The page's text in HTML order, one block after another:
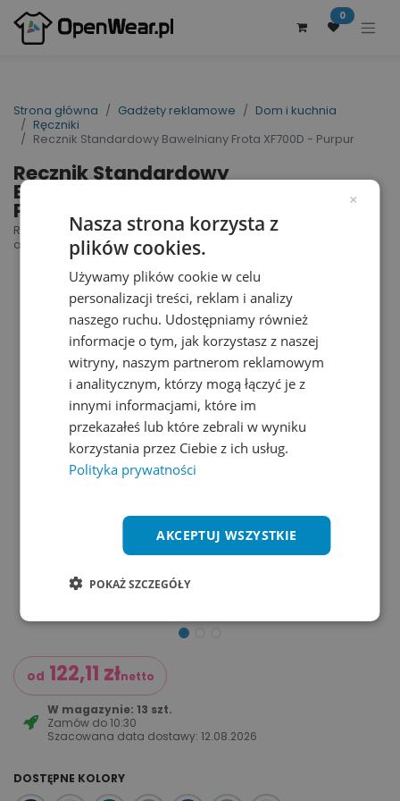
0
Strona główna Gadżety reklamowe
Dom i kuchnia
Ręczniki
Recznik Standardowy Bawelniany Frota XF700D - Purpur
Recznik Standardowy
Bawelniany Frota XF700D -
Purpur
Ręcznik bawełniany XF700D | nr art.: XF700D | nr
art. producenta: 1189053705
od 122,11 złnetto
W magazynie: 13 szt.
Zamów do10:30
Szacowana data dostawy:12.08.2026
DOSTĘPNE KOLORY
×
Nasza strona korzysta z
plików cookies.
Używamy plików cookie w celu
personalizacji treści, reklam i analizy
naszego ruchu. Udostępniamy również
informacje o tym, jak korzystasz z naszej
witryny, naszym partnerom reklamowym
i analitycznym, którzy mogą łączyć je z
innymi informacjami, które im
przekazałeś lub które zebrali w wyniku
korzystania przez Ciebie z ich usług.
Polityka prywatności
AKCEPTUJ WSZYSTKIE
POKAŻ SZCZEGÓŁY